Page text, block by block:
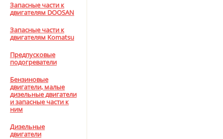
Запасные части к
двигателям DOOSAN
Запасные части к
двигателям Komatsu
Предпусковые
подогреватели
Бензиновые
двигатели, малые
дизельные двигатели
и запасные части к
ним
Дизельные
двигатели